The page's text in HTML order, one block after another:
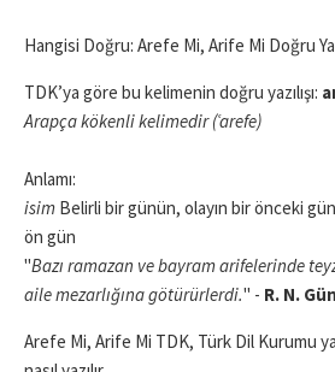
Hangisi Doğru: Arefe Mi, Arife Mi Doğru
TDK’ya göre bu kelimenin doğru yazılışı:
Arapça kökenli kelimedir (ʿarefe)
Anlamı:
isim Belirli bir günün, olayın bir önceki
ön gün
"Bazı ramazan ve bayram arifelerinde
aile mezarlığına götürürlerdi." - R. N.
Arefe Mi, Arife Mi TDK, Türk Dil Kurumu